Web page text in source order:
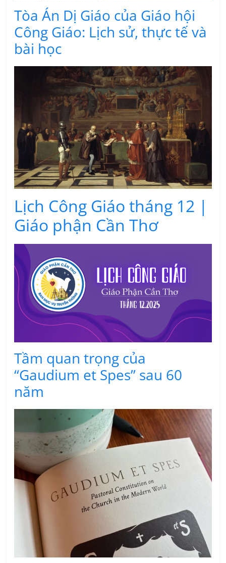
Tòa Án Dị Giáo của Giáo hội
Công Giáo: Lịch sử, thực tế và
bài học
Lịch Công Giáo tháng 12 |
Giáo phận Cần Thơ
Tầm quan trọng của
“Gaudium et Spes” sau 60
năm